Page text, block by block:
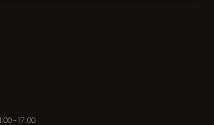
- 17:00